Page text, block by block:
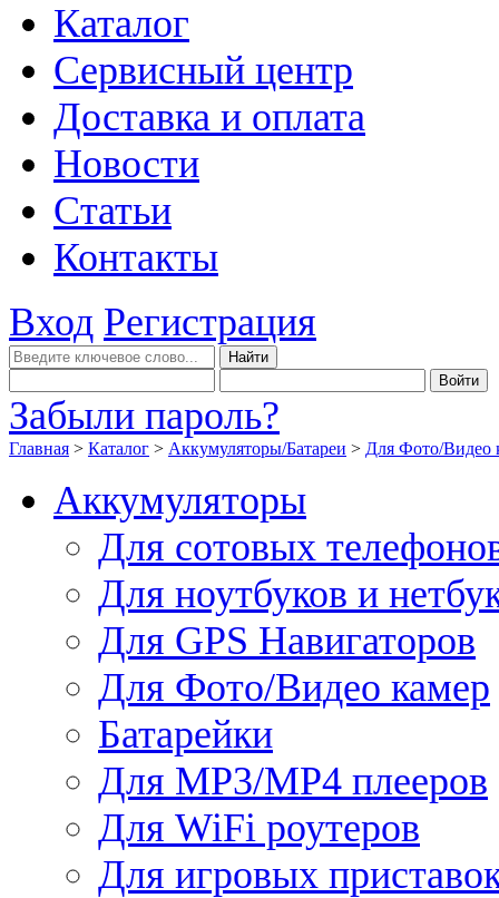
Каталог
Сервисный центр
Доставка и оплата
Новости
Статьи
Контакты
Вход Регистрация
Забыли пароль?
Главная > Каталог > Аккумуляторы/Батареи > Для Фото/Видео
Аккумуляторы
Для сотовых
Для ноутбуков и
Для GPS Навигаторов
Для Фото/Видео камер
Батарейки
Для MP3/MP4 плееров
Для WiFi роутеров
Для игровых